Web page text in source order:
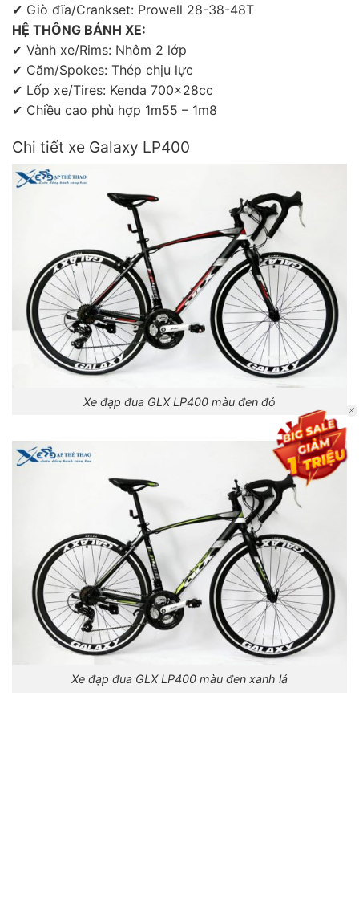
✔ Giò đĩa/Crankset: Prowell 28-38-48T
HỆ THÔNG BÁNH XE:
✔ Vành xe/Rims: Nhôm 2 lớp
✔ Căm/Spokes: Thép chịu lực
✔ Lốp xe/Tires: Kenda 700x28cc
✔ Chiều cao phù hợp 1m55 – 1m8
Chi tiết xe Galaxy LP400
Xe đạp đua GLX LP400 màu đen đỏ
Xe đạp đua GLX LP400 màu đen xanh lá